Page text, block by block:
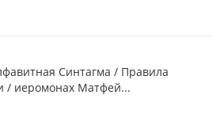
Синтагма / Правила
/ иеромонах Матфей...